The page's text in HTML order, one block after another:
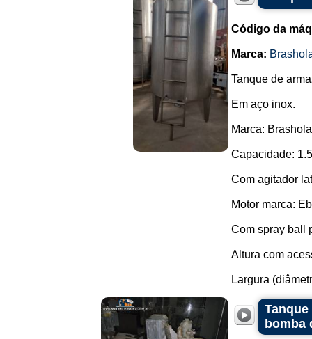
Código da
Marca:
Tanque de
Em aço inox.
Marca:
Capacidade:
Com agitador
Motor marca:
Com spray ball
Altura com
Largura
bomba